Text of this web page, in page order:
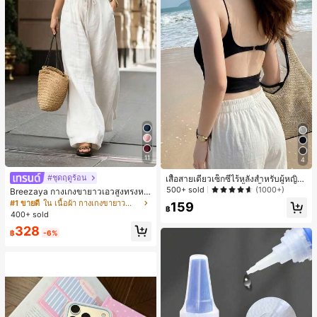
11
#ชุดฤดูร้อน
Breezaya กางเกงขายาวเอวสูงทรงหล
วมขาบานสำหรับผู้หญิง สีขาวเรียบหรูส
ไตล์ชิค เหมาะสำหรับใส่เที่ยวทะเล วันห
ยโอกาสในชีวิตประจำวัน
#1 ขายดี
ใน เนื้อผ้า กางเกงขายาวลำลองผ้า
400+ sold
฿328 -6%
4
เสื้อสายเดี่ยวเซ็กซี่ไร้หลังสำหรับผู้หญิง
พร้อมบราแบบมีฟองน้ำ, เสื้อกล้ามแขน
500+ sold (1000+)
฿159